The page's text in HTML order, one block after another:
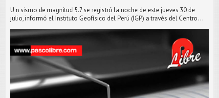
U n sismo de magnitud 5.7 se registró la noche de este jueves 30 de
julio, informó el Instituto Geofísico del Perú (IGP) a través del Centro...